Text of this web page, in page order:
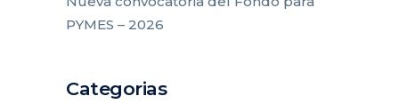
PYMES – 2026
Categorias